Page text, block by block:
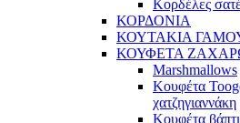
Κορδέλες
ΚΟΡΔΟΝΙΑ
ΚΟΥΤΑΚΙΑ
ΚΟΥΦΕΤΑ
Marshmallows
Κουφέτα
χατζηγιαννάκη
Κουφέτα